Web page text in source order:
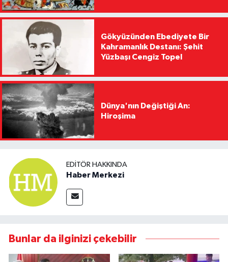
Gökyüzünden Ebediyete Bir
Kahramanlık Destanı: Şehit
Yüzbaşı Cengiz Topel
Dünya'nın Değiştiği An:
Hiroşima
EDITÖR HAKKINDA
Haber Merkezi
Bunlar da ilginizi çekebilir